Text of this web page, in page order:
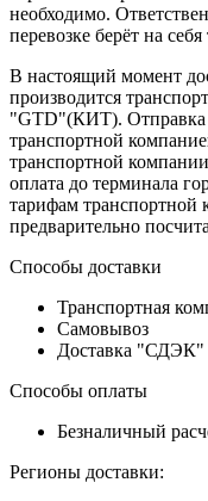
необходимо.
перевозке берёт на
В настоящий момент
производится
"GTD"(КИТ). Отправка
транспортной
транспортной
оплата до терминала
тарифам
предварительно
Способы доставки
Транспортная
Самовывоз
Доставка "СДЭК"
Способы оплаты
Безналичный
Регионы доставки: